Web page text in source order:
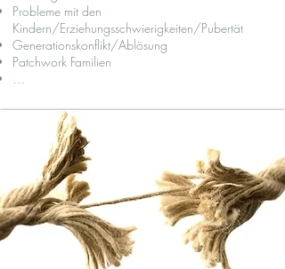
Probleme mit den
Kindern/Erziehungsschwierigkeiten/Pubertät
Generationskonflikt/Ablösung
Patchwork Familien
…